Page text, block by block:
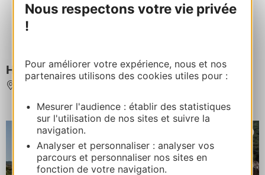
Nous respectons votre vie privée
!
Pour améliorer votre expérience, nous et nos
partenaires utilisons des cookies utiles pour :
Mesurer l'audience : établir des statistiques
sur l'utilisation de nos sites et suivre la
navigation.
Analyser et personnaliser : analyser vos
parcours et personnaliser nos sites en
fonction de votre navigation.
HÔTEL DU CLOS FLEURI